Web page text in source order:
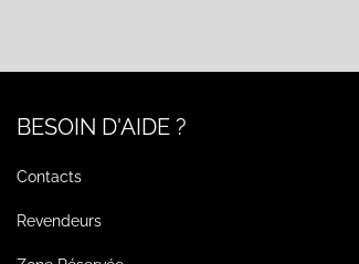
BESOIN D'AIDE ?
Contacts
Revendeurs